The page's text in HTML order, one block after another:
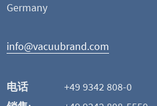
Germany
info@vacuubrand.com
电话
+49 9342 808-0